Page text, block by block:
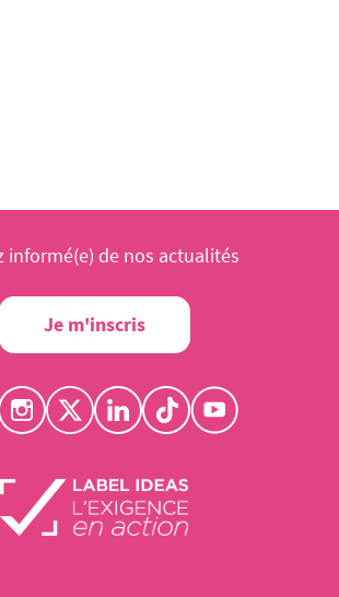
informé(e) de nos actualités
Je m'inscris